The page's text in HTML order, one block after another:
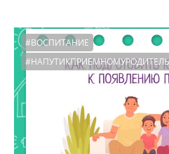
#ВОСПИТАНИЕ